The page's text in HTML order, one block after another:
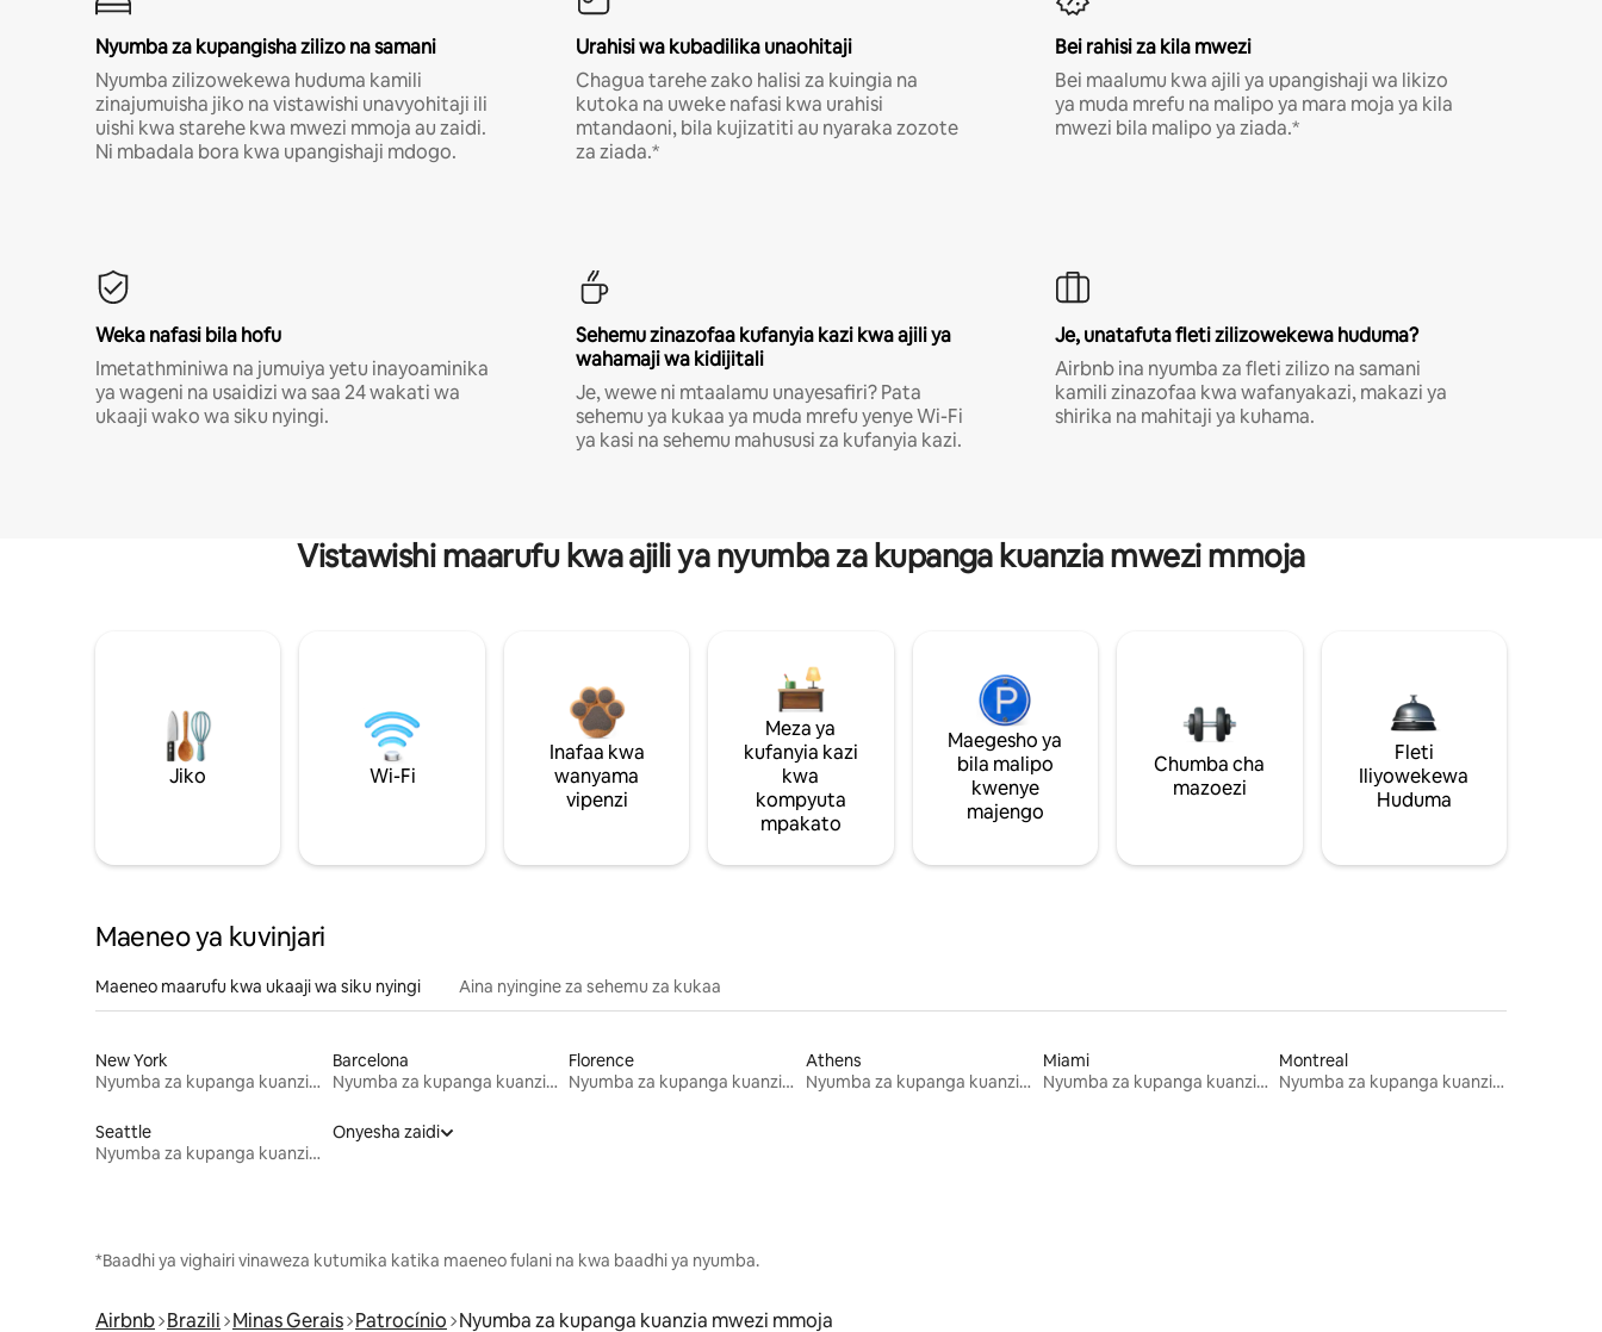
Nyumba za kupangisha zilizo na samani
Nyumba zilizowekewa huduma kamili
zinajumuisha jiko na vistawishi unavyohitaji ili
uishi kwa starehe kwa mwezi mmoja au zaidi.
Ni mbadala bora kwa upangishaji mdogo.
Urahisi wa kubadilika unaohitaji
Chagua tarehe zako halisi za kuingia na
kutoka na uweke nafasi kwa urahisi
mtandaoni, bila kujizatiti au nyaraka zozote
za ziada.*
Bei rahisi za kila mwezi
Bei maalumu kwa ajili ya upangishaji wa likizo
ya muda mrefu na malipo ya mara moja ya kila
mwezi bila malipo ya ziada.*
Weka nafasi bila hofu
Imetathminiwa na jumuiya yetu inayoaminika
ya wageni na usaidizi wa saa 24 wakati wa
ukaaji wako wa siku nyingi.
Sehemu zinazofaa kufanyia kazi kwa ajili ya
wahamaji wa kidijitali
Je, wewe ni mtaalamu unayesafiri? Pata
sehemu ya kukaa ya muda mrefu yenye Wi-Fi
ya kasi na sehemu mahususi za kufanyia kazi.
Je, unatafuta fleti zilizowekewa huduma?
Airbnb ina nyumba za fleti zilizo na samani
kamili zinazofaa kwa wafanyakazi, makazi ya
shirika na mahitaji ya kuhama.
Vistawishi maarufu kwa ajili ya nyumba za kupanga kuanzia mwezi mmoja
Jiko Wi-Fi
Inafaa kwa
wanyama
vipenzi
Meza ya
kufanyia kazi
kwa
kompyuta
mpakato
Maegesho ya
bila malipo
kwenye
majengo
Chumba cha
mazoezi
Fleti
Iliyowekewa
Huduma
Maeneo ya kuvinjari
Maeneo maarufu kwa ukaaji wa siku nyingi Aina nyingine za sehemu za kukaa
New York
Nyumba za kupanga kuanzia mwezi mmoja
Barcelona
Nyumba za kupanga kuanzia mwezi mmoja
Florence
Nyumba za kupanga kuanzia mwezi mmoja
Athens
Nyumba za kupanga kuanzia mwezi mmoja
Miami
Nyumba za kupanga kuanzia mwezi mmoja
Montreal
Nyumba za kupanga kuanzia mwezi mmoja
Seattle
Nyumba za kupanga kuanzia mwezi mmoja
Onyesha zaidi
*Baadhi ya vighairi vinaweza kutumika katika maeneo fulani na kwa baadhi ya nyumba.
Airbnb Brazili Minas Gerais Patrocínio Nyumba za kupanga kuanzia mwezi mmoja